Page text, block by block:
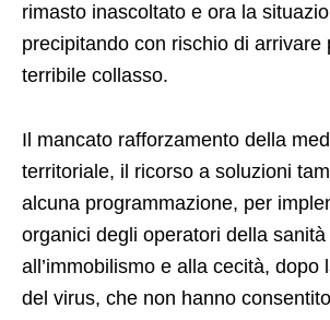
rimasto inascoltato e ora la
precipitando con rischio di arrivare
terribile collasso.
Il mancato rafforzamento della
territoriale, il ricorso a soluzioni
alcuna programmazione, per
organici degli operatori della
all’immobilismo e alla cecità, dopo
del virus, che non hanno